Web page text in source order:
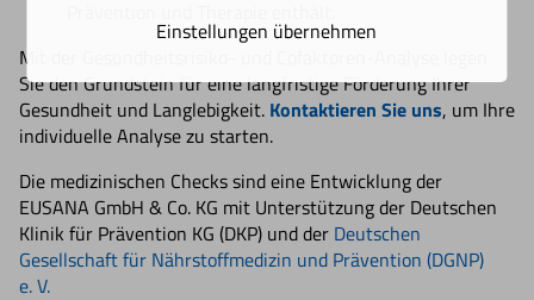
Mit der Gesundheitsrisiko- und Cofaktoren-Analyse legen
Sie den Grundstein für eine langfristige Förderung Ihrer
Gesundheit und Langlebigkeit. Kontaktieren Sie uns, um Ihre
individuelle Analyse zu starten.
Die medizinischen Checks sind eine Entwicklung der
EUSANA GmbH & Co. KG mit Unterstützung der Deutschen
Klinik für Prävention KG (DKP) und der Deutschen
Gesellschaft für Nährstoffmedizin und Prävention (DGNP)
e. V.
Einstellungen übernehmen